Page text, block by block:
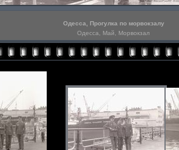
Одесса, Прогулка по морвокзалу
Одесса, Май, Морвокзал